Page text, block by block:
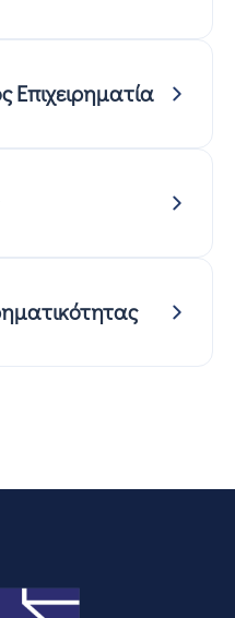
Επιχειρηματία